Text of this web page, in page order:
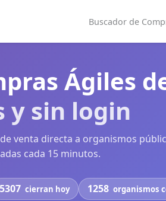
Buscador de
Ágiles
y sin login
venta directa a organismos
cada 15 minutos.
5307 cierran hoy 1258 organismos